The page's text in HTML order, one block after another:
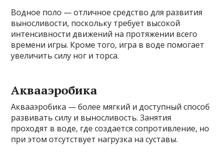
Водное поло — отличное средство для развития
выносливости, поскольку требует высокой
интенсивности движений на протяжении всего
времени игры. Кроме того, игра в воде помогает
увеличить силу ног и торса.
Аквааэробика
Аквааэробика — более мягкий и доступный способ
развивать силу и выносливость. Занятия
проходят в воде, где создается сопротивление, но
при этом отсутствует нагрузка на суставы.